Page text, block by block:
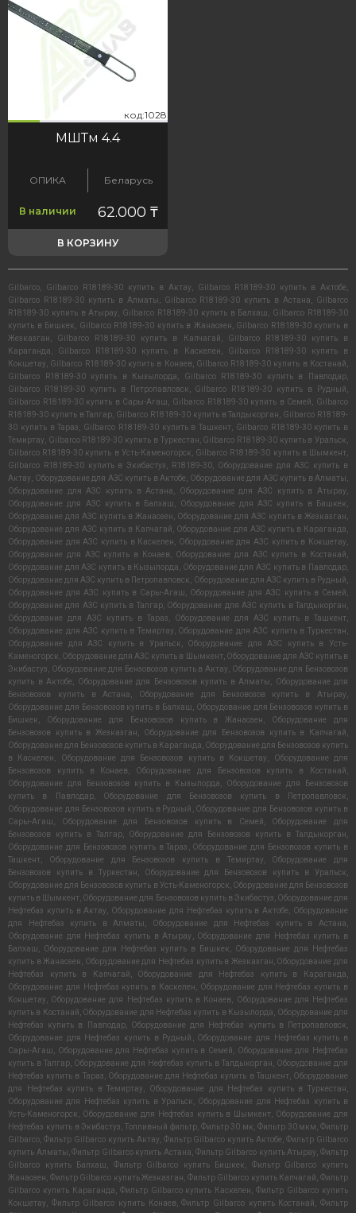
код:1028
МШТм 4.4
ОПИКА Беларусь
В наличии 62.000 ₸
В КОРЗИНУ
Gilbarco, Gilbarco R18189-30 купить в Актау, Gilbarco R18189-30 купить в Актобе,
Gilbarco R18189-30 купить в Алматы, Gilbarco R18189-30 купить в Астана, Gilbarco
R18189-30 купить в Атырау, Gilbarco R18189-30 купить в Балхаш, Gilbarco R18189-30
купить в Бишкек, Gilbarco R18189-30 купить в Жанаозен, Gilbarco R18189-30 купить в
Жезказган, Gilbarco R18189-30 купить в Капчагай,
Gilbarco R18189-30 купить в
Караганда, Gilbarco R18189-30 купить в Каскелен,
Gilbarco R18189-30 купить в
Кокшетау, Gilbarco R18189-30 купить в Конаев, Gilbarco R18189-30 купить в Костанай,
Gilbarco R18189-30 купить в Кызылорда, Gilbarco R18189-30 купить в Павлодар,
Gilbarco R18189-30 купить в Петропавловск, Gilbarco R18189-30 купить в Рудный,
Gilbarco R18189-30 купить в Сары-Агаш, Gilbarco R18189-30 купить в Семей, Gilbarco
R18189-30 купить в Талгар, Gilbarco R18189-30 купить в Талдыкорган, Gilbarco R18189-
30 купить в Тараз, Gilbarco R18189-30 купить в Ташкент, Gilbarco R18189-30 купить в
Темиртау, Gilbarco R18189-30 купить в Туркестан, Gilbarco R18189-30 купить в Уральск,
Gilbarco R18189-30 купить в Усть-Каменогорск, Gilbarco R18189-30 купить в Шымкент,
Gilbarco R18189-30 купить в Экибастуз, R18189-30, Оборудование для АЗС купить в
Актау, Оборудование для АЗС купить в Актобе, Оборудование для АЗС купить в Алматы,
Оборудование для АЗС купить в Астана, Оборудование для АЗС купить в Атырау,
Оборудование для АЗС купить в Балхаш, Оборудование для АЗС купить в Бишкек,
Оборудование для АЗС купить в Жанаозен, Оборудование для АЗС купить в Жезказган,
Оборудование для АЗС купить в Капчагай, Оборудование для АЗС купить в Караганда,
Оборудование для АЗС купить в Каскелен, Оборудование для АЗС купить в Кокшетау,
Оборудование для АЗС купить в Конаев, Оборудование для АЗС купить в Костанай,
Оборудование для АЗС купить в Кызылорда, Оборудование для АЗС купить в Павлодар,
Оборудование для АЗС купить в Петропавловск, Оборудование для АЗС купить в Рудный,
Оборудование для АЗС купить в Сары-Агаш, Оборудование для АЗС купить в Семей,
Оборудование для АЗС купить в Талгар, Оборудование для АЗС купить в Талдыкорган,
Оборудование для АЗС купить в Тараз, Оборудование для АЗС купить в Ташкент,
Оборудование для АЗС купить в Темиртау, Оборудование для АЗС купить в Туркестан,
Оборудование для АЗС купить в Уральск, Оборудование для АЗС купить в Усть-
Каменогорск, Оборудование для АЗС купить в Шымкент, Оборудование для АЗС купить в
Экибастуз, Оборудование для Бензовозов купить в Актау, Оборудование для Бензовозов
купить в Актобе, Оборудование для Бензовозов купить в Алматы, Оборудование для
Бензовозов купить в Астана, Оборудование для Бензовозов купить в Атырау,
Оборудование для Бензовозов купить в Балхаш, Оборудование для Бензовозов купить в
Бишкек, Оборудование для Бензовозов купить в Жанаозен, Оборудование для
Бензовозов купить в Жезказган, Оборудование для Бензовозов купить в Капчагай,
Оборудование для Бензовозов купить в Караганда, Оборудование для Бензовозов купить
в Каскелен, Оборудование для Бензовозов купить в Кокшетау,
Оборудование для
Бензовозов купить в Конаев, Оборудование для Бензовозов купить в Костанай,
Оборудование для Бензовозов купить в Кызылорда, Оборудование для Бензовозов
купить в Павлодар, Оборудование для Бензовозов купить в Петропавловск,
Оборудование для Бензовозов купить в Рудный , Оборудование для Бензовозов купить в
Сары-Агаш, Оборудование для Бензовозов купить в Семей, Оборудование для
Бензовозов купить в Талгар, Оборудование для Бензовозов купить в Талдыкорган,
Оборудование для Бензовозов купить в Тараз , Оборудование для Бензовозов купить в
Ташкент, Оборудование для Бензовозов купить в Темиртау, Оборудование для
Бензовозов купить в Туркестан, Оборудование для Бензовозов купить в Уральск,
Оборудование для Бензовозов купить в Усть-Каменогорск, Оборудование для Бензовозов
купить в Шымкент, Оборудование для Бензовозов купить в Экибастуз, Оборудование для
Нефтебаз купить в Актау, Оборудование для Нефтебаз купить в Актобе, Оборудование
для Нефтебаз купить в Алматы, Оборудование для Нефтебаз купить в Астана,
Оборудование для Нефтебаз купить в Атырау , Оборудование для Нефтебаз купить в
Балхаш, Оборудование для Нефтебаз купить в Бишкек, Оборудование для Нефтебаз
купить в Жанаозен, Оборудование для Нефтебаз купить в Жезказган, Оборудование для
Нефтебаз купить в Капчагай, Оборудование для Нефтебаз купить в Караганда,
Оборудование для Нефтебаз купить в Каскелен, Оборудование для Нефтебаз купить в
Кокшетау, Оборудование для Нефтебаз купить в Конаев, Оборудование для Нефтебаз
купить в Костанай, Оборудование для Нефтебаз купить в Кызылорда, Оборудование для
Нефтебаз купить в Павлодар, Оборудование для Нефтебаз купить в Петропавловск,
Оборудование для Нефтебаз купить в Рудный , Оборудование для Нефтебаз купить в
Сары-Агаш, Оборудование для Нефтебаз купить в Семей, Оборудование для Нефтебаз
купить в Талгар, Оборудование для Нефтебаз купить в Талдыкорган, Оборудование для
Нефтебаз купить в Тараз, Оборудование для Нефтебаз купить в Ташкент, Оборудование
для Нефтебаз купить в Темиртау, Оборудование для Нефтебаз купить в Туркестан,
Оборудование для Нефтебаз купить в Уральск, Оборудование для Нефтебаз купить в
Усть-Каменогорск, Оборудование для Нефтебаз купить в Шымкент, Оборудование для
Нефтебаз купить в Экибастуз, Топливный фильтр, Фильтр 30 мк, Фильтр 30 мкм, Фильтр
Gilbarco, Фильтр Gilbarco купить Актау, Фильтр Gilbarco купить Актобе,Фильтр Gilbarco
купить Алматы,Фильтр Gilbarco купить Астана, Фильтр Gilbarco купить Атырау,Фильтр
Gilbarco купить Балхаш, Фильтр Gilbarco купить Бишкек, Фильтр Gilbarco купить
Жанаозен, Фильтр Gilbarco купить Жезказган, Фильтр Gilbarco купить Капчагай,Фильтр
Gilbarco купить Караганда, Фильтр Gilbarco купить Каскелен,Фильтр Gilbarco купить
Кокшетау, Фильтр Gilbarco купить Конаев,Фильтр Gilbarco купить Костанай,Фильтр